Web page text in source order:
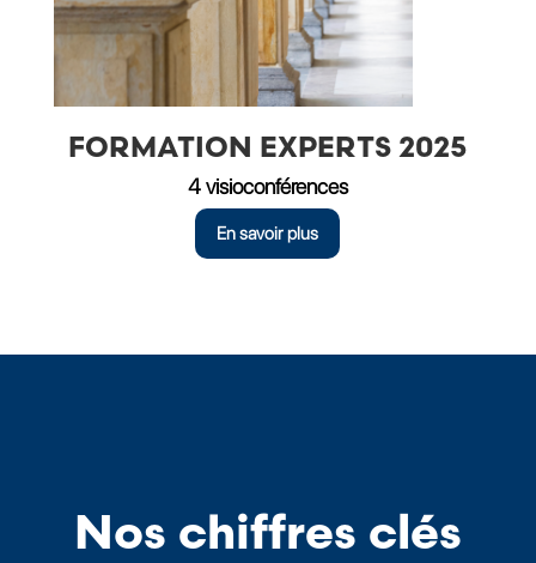
FORMATION EXPERTS 2025
4 visioconférences
En savoir plus
Nos chiffres clés